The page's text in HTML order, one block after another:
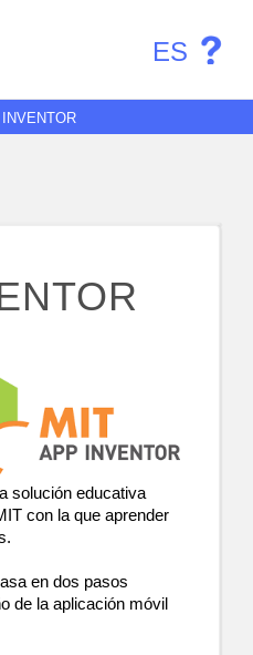
ES
solución educativa
con la que aprender
en dos pasos
de la aplicación móvil